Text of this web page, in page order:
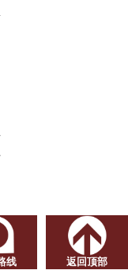
线 返回顶部